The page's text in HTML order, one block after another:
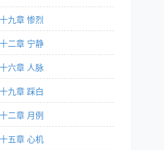
九章 惨烈
二章 宁静
六章 人脉
九章 踩白
二章 月例
五章 心机